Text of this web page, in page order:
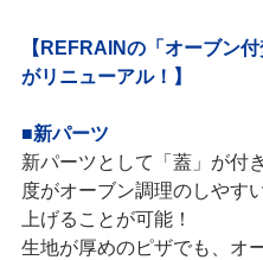
【REFRAINの「オーブン付
がリニューアル！】
■新パーツ
新パーツとして「蓋」が付
度がオーブン調理のしやす
上げることが可能！
生地が厚めのピザでも、オ